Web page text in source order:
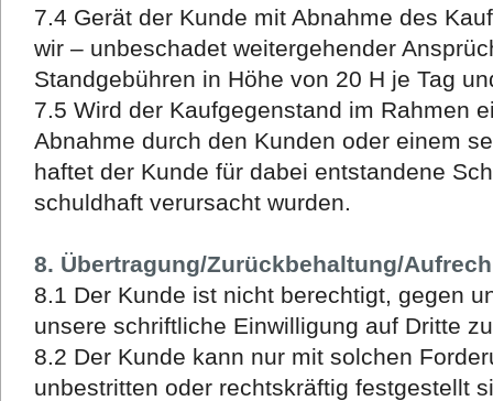
7.4 Gerät der Kunde mit Abnahme des
wir – unbeschadet weitergehender
Standgebühren in Höhe von 20 H je Tag
7.5 Wird der Kaufgegenstand im Rahmen
Abnahme durch den Kunden oder einem
haftet der Kunde für dabei entstandene
schuldhaft verursacht wurden.
8. Übertragung/Zurückbehaltung/
8.1 Der Kunde ist nicht berechtigt, gegen
unsere schriftliche Einwilligung auf Dritte
8.2 Der Kunde kann nur mit solchen
unbestritten oder rechtskräftig festgestellt